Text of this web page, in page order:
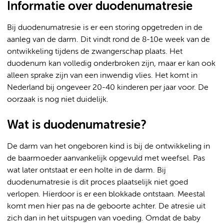
Informatie over duodenumatresie
Bij duodenumatresie is er een storing opgetreden in de
aanleg van de darm. Dit vindt rond de 8-10e week van de
ontwikkeling tijdens de zwangerschap plaats. Het
duodenum kan volledig onderbroken zijn, maar er kan ook
alleen sprake zijn van een inwendig vlies. Het komt in
Nederland bij ongeveer 20-40 kinderen per jaar voor. De
oorzaak is nog niet duidelijk.
Wat is duodenumatresie?
De darm van het ongeboren kind is bij de ontwikkeling in
de baarmoeder aanvankelijk opgevuld met weefsel. Pas
wat later ontstaat er een holte in de darm. Bij
duodenumatresie is dit proces plaatselijk niet goed
verlopen. Hierdoor is er een blokkade ontstaan. Meestal
komt men hier pas na de geboorte achter. De atresie uit
zich dan in het uitspugen van voeding. Omdat de baby